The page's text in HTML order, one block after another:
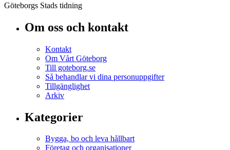
Göteborgs Stads tidning
Om oss och kontakt
Kontakt
Om Vårt Göteborg
Till goteborg.se
Så behandlar vi dina personuppgifter
Tillgänglighet
Arkiv
Kategorier
Bygga, bo och leva hållbart
Företag och organisationer